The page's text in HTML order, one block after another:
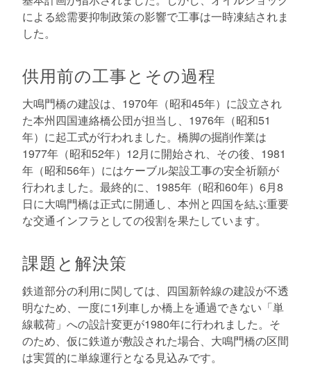
による総需要抑制政策の影響で工事は一時凍結されま
した。
供用前の工事とその過程
大鳴門橋の建設は、1970年（昭和45年）に設立され
た本州四国連絡橋公団が担当し、1976年（昭和51
年）に起工式が行われました。橋脚の掘削作業は
1977年（昭和52年）12月に開始され、その後、1981
年（昭和56年）にはケーブル架設工事の安全祈願が
行われました。最終的に、1985年（昭和60年）6月8
日に大鳴門橋は正式に開通し、本州と四国を結ぶ重要
な交通インフラとしての役割を果たしています。
課題と解決策
鉄道部分の利用に関しては、四国新幹線の建設が不透
明なため、一度に1列車しか橋上を通過できない「単
線載荷」への設計変更が1980年に行われました。そ
のため、仮に鉄道が敷設された場合、大鳴門橋の区間
は実質的に単線運行となる見込みです。